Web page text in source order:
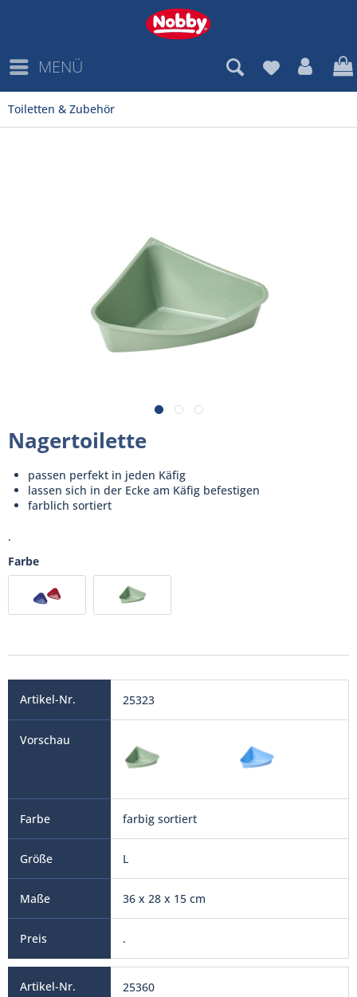
MENÜ
Toiletten & Zubehör
Nagertoilette
passen perfekt in jeden Käfig
lassen sich in der Ecke am Käfig befestigen
farblich sortiert
.
Farbe
25323
farbig sortiert
L
36 x 28 x 15 cm
.
25360